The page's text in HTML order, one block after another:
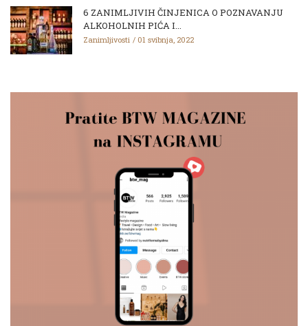
6 ZANIMLJIVIH ČINJENICA O POZNAVANJU
ALKOHOLNIH PIĆA I...
Zanimljivosti 01 svibnja, 2022